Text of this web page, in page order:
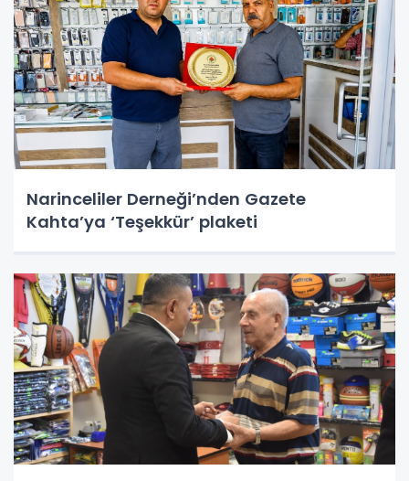
Narinceliler Derneği’nden Gazete
Kahta’ya ‘Teşekkür’ plaketi